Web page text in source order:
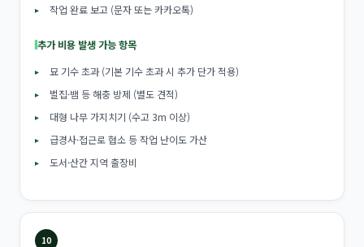
작업 완료 보고 (문자 또는 카카오톡)
추가 비용 발생 가능 항목
묘 기수 초과 (기본 기수 초과 시 추가 단가 적용)
벌집·뱀 등 해충 방제 (별도 견적)
대형 나무 가지치기 (수고 3m 이상)
급경사·접근로 협소 등 작업 난이도 가산
도서·산간 지역 출장비
10